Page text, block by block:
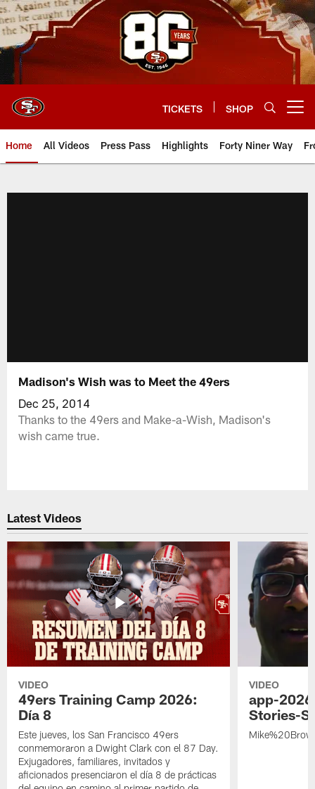
Skip
to
main
content
TICKETS SHOP
Home All Videos Press Pass Highlights Forty Niner Way
Madison's Wish was to Meet the 49ers
Dec 25, 2014
Thanks to the 49ers and Make-a-Wish, Madison's
wish came true.
Latest Videos
VIDEO
49ers Training Camp 2026:
Día 8
Este jueves, los San Francisco 49ers
conmemoraron a Dwight Clark con el 87 Day.
Exjugadores, familiares, invitados y
aficionados presenciaron el día 8 de prácticas
VIDEO
app-
Stories-